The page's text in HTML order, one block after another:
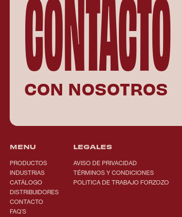
CONTACTO
CON NOSOTROS
MENU
PRODUCTOS
INDUSTRIAS
CATÁLOGO
DISTRIBUIDORES
CONTACTO
FAQ’S
LEGALES
AVISO DE PRIVACIDAD
TÉRMINOS Y CONDICIONES
POLITICA DE TRABAJO FORZOZO